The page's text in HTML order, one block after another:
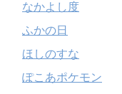
なかよし度
ふかの日
ほしのすな
ぽこあポケモン